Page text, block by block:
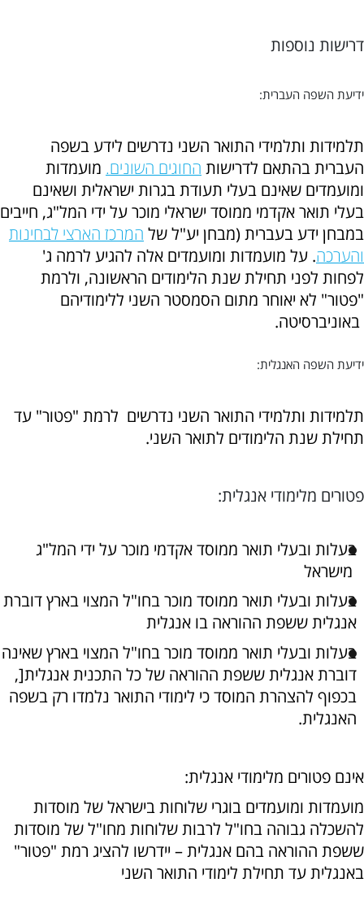
דרישות נוספות
ידיעת השפה העברית:
תלמידות ותלמידי התואר השני נדרשים לידע בשפה
העברית בהתאם לדרישות החוגים השונים. מועמדות
ומועמדים שאינם בעלי תעודת בגרות ישראלית ושאינם
בעלי תואר אקדמי ממוסד ישראלי מוכר על ידי המל"ג, חייבים
במבחן ידע בעברית (מבחן יע"ל של המרכז הארצי לבחינות
והערכה. על מועמדות ומועמדים אלה להגיע לרמה ג'
לפחות לפני תחילת שנת הלימודים הראשונה, ולרמת
"פטור" לא יאוחר מתום הסמסטר השני ללימודיהם
באוניברסיטה.
ידיעת השפה האנגלית:
תלמידות ותלמידי התואר השני נדרשים לרמת "פטור" עד
תחילת שנת הלימודים לתואר השני.
פטורים מלימודי אנגלית:
בעלות ובעלי תואר ממוסד אקדמי מוכר על ידי המל"ג
מישראל
בעלות ובעלי תואר ממוסד מוכר בחו"ל המצוי בארץ דוברת
אנגלית ששפת ההוראה בו אנגלית
בעלות ובעלי תואר ממוסד מוכר בחו"ל המצוי בארץ שאינה
דוברת אנגלית ששפת ההוראה של כל התכנית אנגלית[,
בכפוף להצהרת המוסד כי לימודי התואר נלמדו רק בשפה
האנגלית.
אינם פטורים מלימודי אנגלית:
מועמדות ומועמדים בוגרי שלוחות בישראל של מוסדות
להשכלה גבוהה בחו"ל לרבות שלוחות מחו"ל של מוסדות
ששפת ההוראה בהם אנגלית – יידרשו להציג רמת "פטור"
באנגלית עד תחילת לימודי התואר השני